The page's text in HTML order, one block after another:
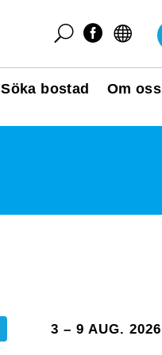


U
Söka bostad Om oss
3 – 9 AUG. 2026